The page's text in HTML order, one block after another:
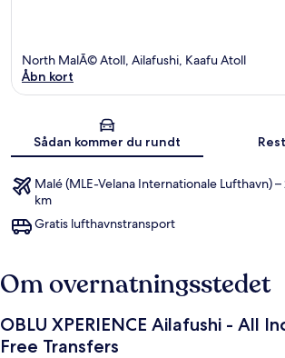
North MalÃ© Atoll, Ailafushi, Kaafu Atoll
Åbn kort
Sådan kommer du rundt
Malé (MLE-Velana Internationale Lufthavn)
km
Gratis lufthavnstransport
Om overnatningsstedet
OBLU XPERIENCE Ailafushi - All
Free Transfers